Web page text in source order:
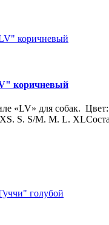
коричневый
«LV» для собак. Цвет:
S. S/M. M. L.